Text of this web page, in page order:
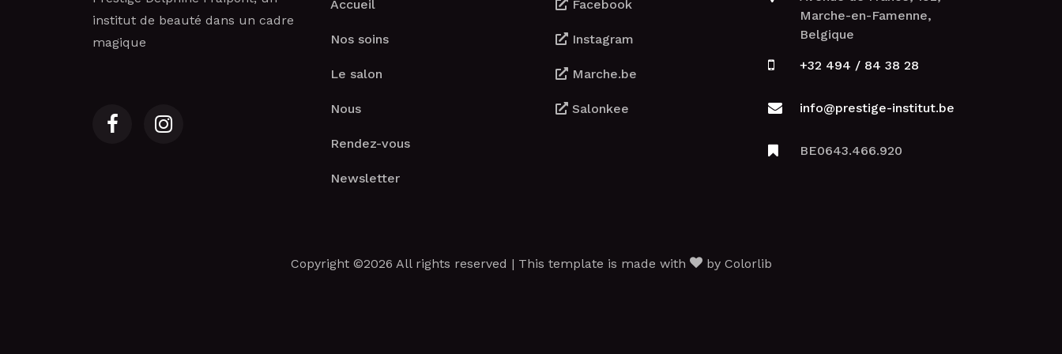
institut de beauté dans un cadre
magique
Accueil
Nos soins
Le salon
Nous
Rendez-vous
Newsletter
Facebook
Instagram
Marche.be
Salonkee
Marche-en-Famenne,
Belgique
+32 494 / 84 38 28
info@prestige-institut.be
BE0643.466.920
Copyright ©2026 All rights reserved | This template is made with by Colorlib